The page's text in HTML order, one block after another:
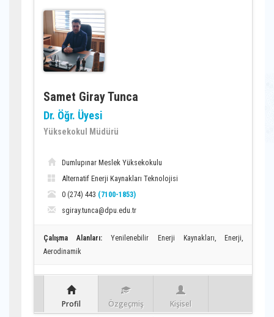
Samet Giray Tunca
Dr. Öğr. Üyesi
Yüksekokul Müdürü
Dumlupınar Meslek Yüksekokulu
Alternatif Enerji Kaynakları Teknolojisi
0 (274) 443 (7100-1853)
sgiray.tunca@dpu.edu.tr
Çalışma Alanları:Yenilenebilir Enerji Kaynakları, Enerji,
Aerodinamik
Profil Özgeçmiş Kişisel